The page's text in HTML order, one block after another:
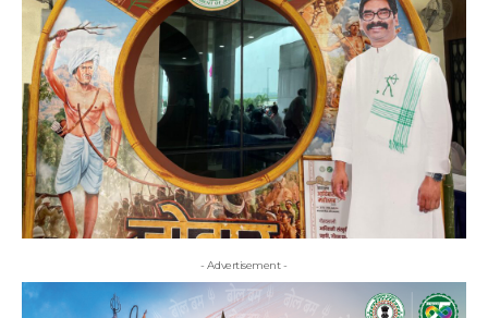
- Advertisement -